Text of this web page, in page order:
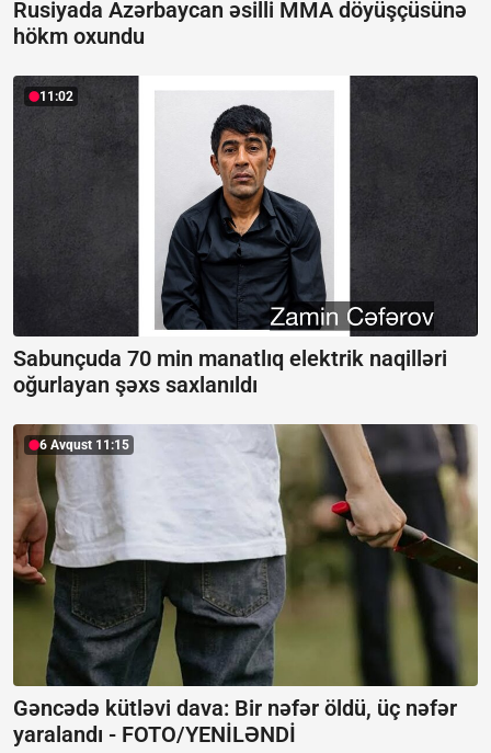
Rusiyada Azərbaycan əsilli MMA döyüşçüsünə
hökm oxundu
11:02
Sabunçuda 70 min manatlıq elektrik naqilləri
oğurlayan şəxs saxlanıldı
6 Avqust 11:15
Gəncədə kütləvi dava: Bir nəfər öldü, üç nəfər
yaralandı - FOTO/YENİLƏNDİ